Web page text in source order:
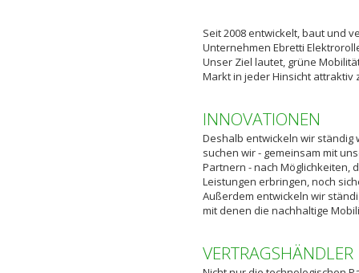
Seit 2008 entwickelt, baut und
Unternehmen Ebretti
Unser Ziel lautet, grüne
Markt in jeder Hinsicht attraktiv
INNOVATIONEN
Deshalb entwickeln wir ständig
suchen wir - gemeinsam mit
Partnern - nach Möglichkeiten,
Leistungen erbringen, noch
Außerdem entwickeln wir
mit denen die nachhaltige
VERTRAGSHÄNDLER